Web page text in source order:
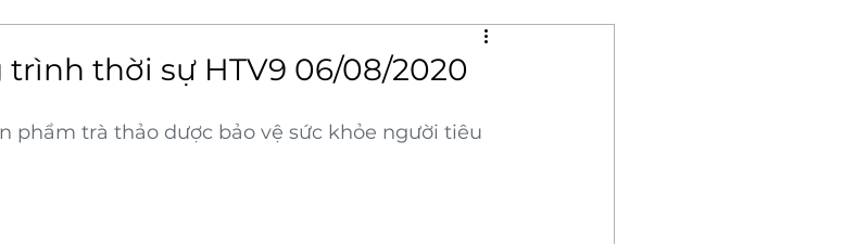
thời sự HTV9 06/08/2020
phẩm trà thảo dược bảo vệ sức khỏe người tiêu